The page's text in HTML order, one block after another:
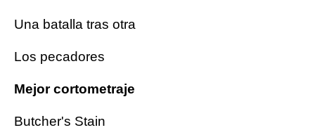
Una batalla tras otra
Los pecadores
Mejor cortometraje
Butcher's Stain